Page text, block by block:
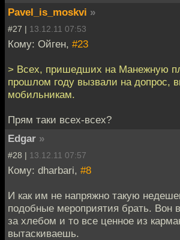
Pavel_is_moskvi »
#27 | 13.12.11 07:53
Кому: Ойген, #23
> Всех, пришедших на Манежную
прошлом году вызвали на допрос,
мобильникам.
Прям таки всех-всех?
Edgar »
#28 | 13.12.11 07:57
Кому: dharbari, #8
И как им не напряжно такую
подобные мероприятия брать. Вон
за хлебом и то все ценное из
вытаскиваешь.